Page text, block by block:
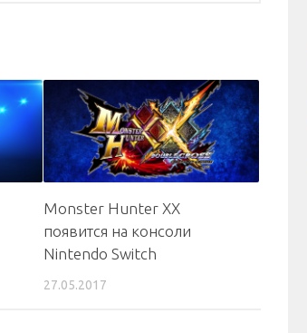
Monster Hunter XX
появится на консоли
Nintendo Switch
27.05.2017